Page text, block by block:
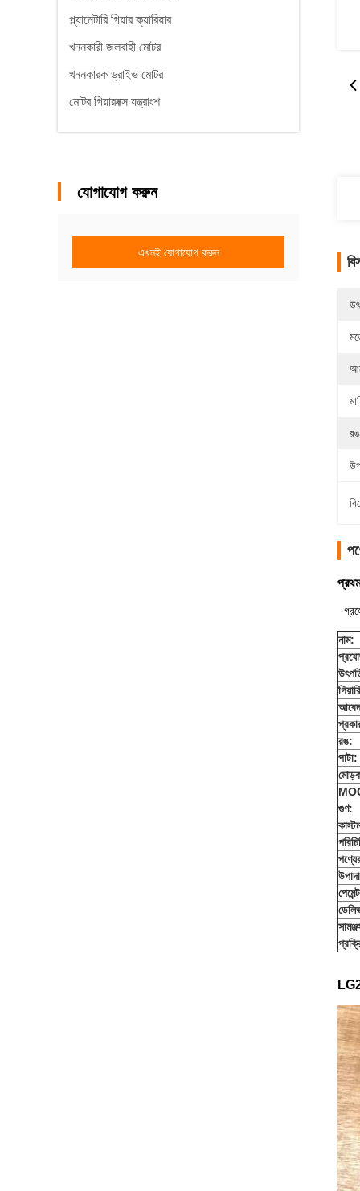
প্ল্যানেটারি গিয়ার ক্যারিয়ার
খননকারী জলবাহী মোটর
খননকারক ড্রাইভ মোটর
মোটর গিয়ারবক্স যন্ত্রাংশ
যোগাযোগ করুন
এখনই যোগাযোগ করুন
নাম:
রঙ:
পাটা:
গুণ: